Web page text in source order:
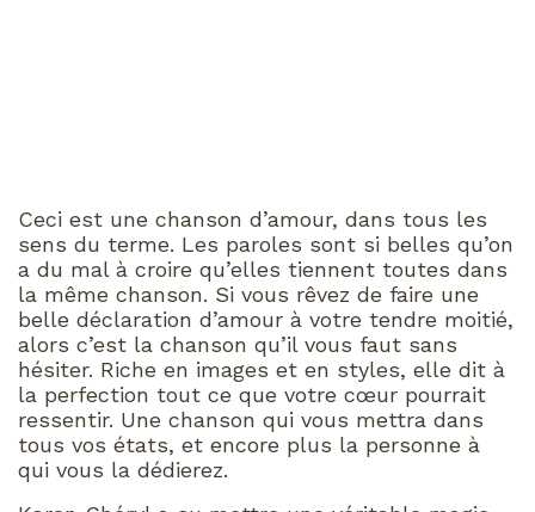
Ceci est une chanson d’amour, dans tous les
sens du terme. Les paroles sont si belles qu’on
a du mal à croire qu’elles tiennent toutes dans
la même chanson. Si vous rêvez de faire une
belle déclaration d’amour à votre tendre moitié,
alors c’est la chanson qu’il vous faut sans
hésiter. Riche en images et en styles, elle dit à
la perfection tout ce que votre cœur pourrait
ressentir. Une chanson qui vous mettra dans
tous vos états, et encore plus la personne à
qui vous la dédierez.